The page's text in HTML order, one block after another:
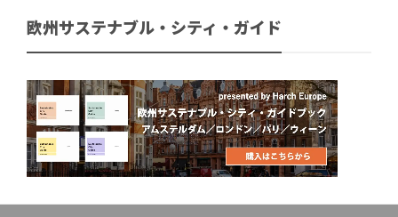
欧州サステナブル・シティ・ガイド